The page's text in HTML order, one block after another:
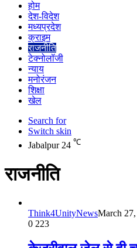
होम
देश-विदेश
मध्यप्रदेश
क्राइम
राजनीति
टेक्नोलॉजी
न्याय
मनोरंजन
शिक्षा
खेल
Search for
Switch skin
Jabalpur 24 ℃
राजनीति
Think4UnityNewsMarch
0 223